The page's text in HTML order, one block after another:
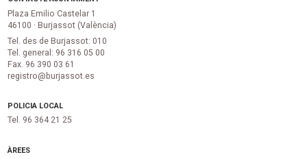
Plaza Emilio Castelar 1
46100 · Burjassot (València)
Tel. des de Burjassot: 010
Tel. general: 96 316 05 00
Fax. 96 390 03 61
registro@burjassot.es
POLICIA LOCAL
Tel. 96 364 21 25
ÀREES